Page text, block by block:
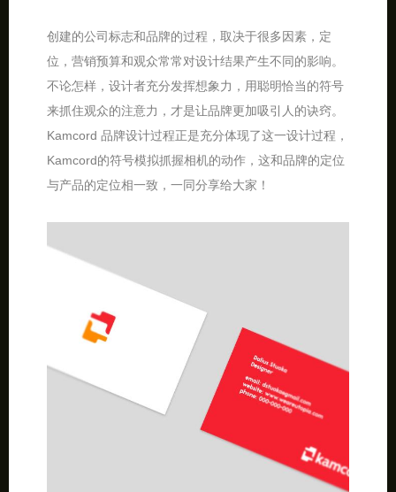
创建的公司标志和品牌的过程，取决于很多因素，定
位，营销预算和观众常常对设计结果产生不同的影响。
不论怎样，设计者充分发挥想象力，用聪明恰当的符号
来抓住观众的注意力，才是让品牌更加吸引人的诀窍。
Kamcord 品牌设计过程正是充分体现了这一设计过程，
Kamcord的符号模拟抓握相机的动作，这和品牌的定位
与产品的定位相一致，一同分享给大家！